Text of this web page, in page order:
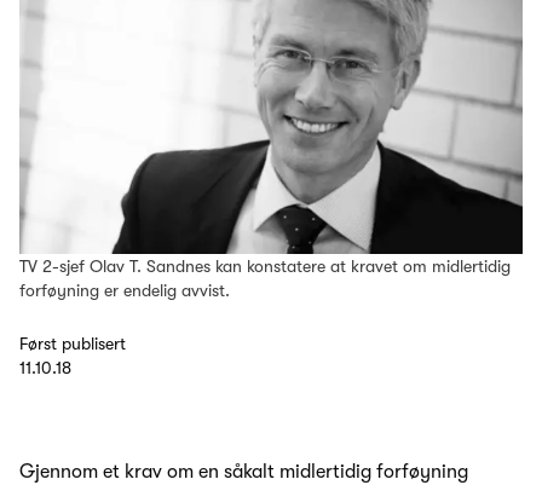
TV 2-sjef Olav T. Sandnes kan konstatere at kravet om midlertidig
forføyning er endelig avvist.
Først publisert
11.10.18
Gjennom et krav om en såkalt midlertidig forføyning